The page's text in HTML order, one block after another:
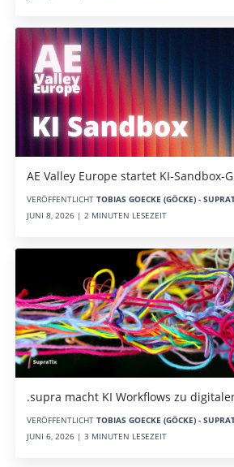
AE Valley Europe startet KI-Sandbox-
VERÖFFENTLICHT TOBIAS GOECKE (GÖCKE) -
JUNI 8, 2026 | 2 MINUTEN LESEZEIT
.supra macht KI Workflows zu
VERÖFFENTLICHT TOBIAS GOECKE (GÖCKE) -
JUNI 6, 2026 | 3 MINUTEN LESEZEIT